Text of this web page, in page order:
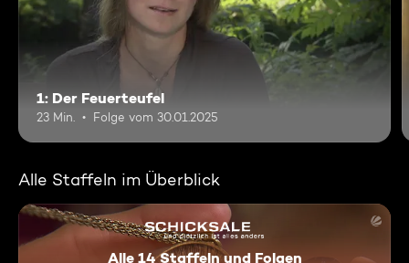
1: Der Feuerteufel
23 Min. Folge vom 30.01.2025
Alle Staffeln im Überblick
Alle 14 Staffeln und Folgen